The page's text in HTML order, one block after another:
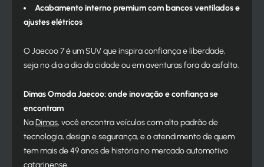
Acabamento interno premium com bancos ventilados e
ajustes elétricos
O Jaecoo 7 é um SUV que inspira confiança e liberdade,
seja no dia a dia da cidade ou em aventuras fora do asfalto.
Dimas Omoda Jaecoo: onde inovação e confiança se
encontram
NaDimas, você encontra veículos com alto padrão de
tecnologia, design e segurança, e o atendimento de quem
tem mais de 49 anos de história no mercado automotivo
catarinense.